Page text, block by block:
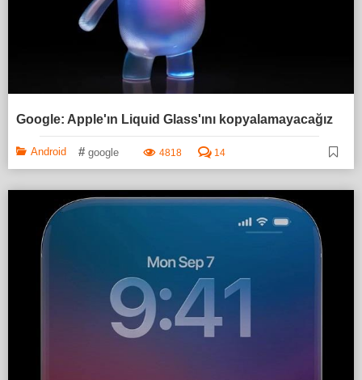
Google: Apple'ın Liquid Glass'ını kopyalamayacağız
Android # google 4818 14